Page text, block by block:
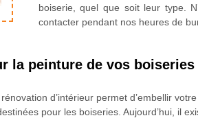
boiserie, quel que soit leur type.
contacter pendant nos heures de
la peinture de vos
d’intérieur permet d’embellir
pour les boiseries. Aujourd’hui, il